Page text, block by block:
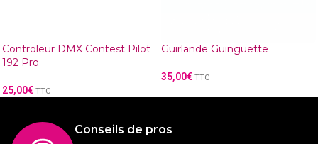
Controleur DMX Contest Pilot
192 Pro
25,00€ TTC
Guirlande Guinguette
35,00€ TTC
Conseils de pros